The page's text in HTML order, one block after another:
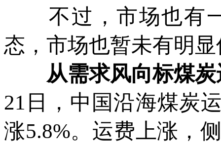
不过，市场也有一
态，市场也暂未有明
从需求风向标煤
21日，中国沿海煤炭
涨5.8%。运费上涨，